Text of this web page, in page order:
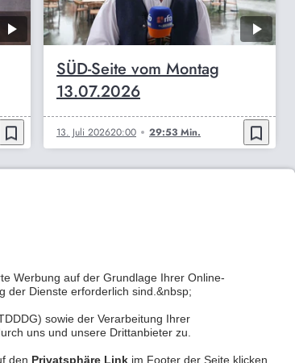
bookmark_border
SÜD-Seite vom Montag
13.07.2026
13. Juli 202620:00 29:53 Min. bookmark_border